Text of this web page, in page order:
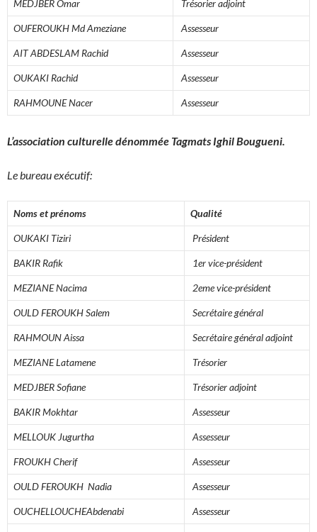
MEDJBER Omar Trésorier adjoint
OUFEROUKH Md Ameziane Assesseur
AIT ABDESLAM Rachid Assesseur
OUKAKI Rachid Assesseur
RAHMOUNE Nacer Assesseur
L’association culturelle dénommée Tagmats Ighil Bougueni.
Le bureau exécutif:
Noms et prénoms Qualité
OUKAKI Tiziri Président
BAKIR Rafik 1er vice-président
MEZIANE Nacima 2eme vice-président
OULD FEROUKH Salem Secrétaire général
RAHMOUN Aissa Secrétaire général adjoint
MEZIANE Latamene Trésorier
MEDJBER Sofiane Trésorier adjoint
BAKIR Mokhtar Assesseur
MELLOUK Jugurtha Assesseur
FROUKH Cherif Assesseur
OULD FEROUKH Nadia Assesseur
OUCHELLOUCHEAbdenabi Assesseur